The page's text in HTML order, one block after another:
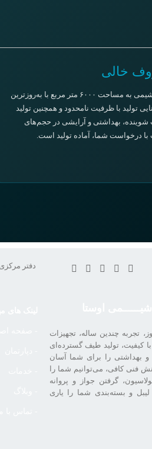
خالی
کارخانه‌ نیکنام شیمی به مساحت ۶۰۰۰ متر مربع با به‌روزترین
تولید با ظرفیت نامحدود و همچنین تولید
شوینده، بهداشتی و آرایشی در حجم‌های
درخواست شما، آماده تولید است.
دفتر مرکزی: 02146125328 –
تجربه چندین ساله، تجهیزات
با کیفیت، تولید طیف گسترده‌ای
و بهداشتی را برای شما آسان
فنی کافی، می‌توانیم شما را
گرفتن جواز و پروانه
لیبل و بسته‌بندی شما را یاری